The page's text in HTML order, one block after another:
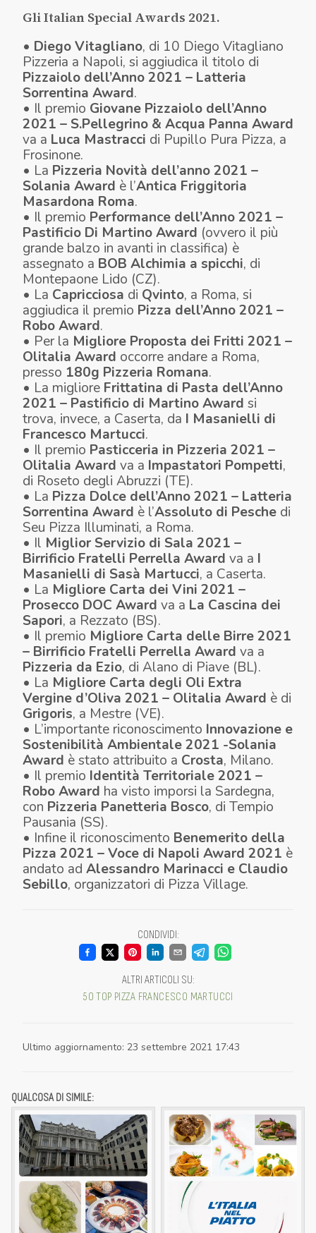
GliItalian Special Awards 2021.
• Diego Vitagliano, di 10 Diego Vitagliano
Pizzeria a Napoli, si aggiudica il titolo di
Pizzaiolo dell’Anno 2021 – Latteria
Sorrentina Award.
• Il premio Giovane Pizzaiolo dell’Anno
2021 – S.Pellegrino & Acqua Panna Award
va a Luca Mastracci di Pupillo Pura Pizza, a
Frosinone.
• La Pizzeria Novità dell’anno 2021 –
Solania Award è l’Antica Friggitoria
Masardona Roma.
• Il premio Performance dell’Anno 2021 –
Pastificio Di Martino Award (ovvero il più
grande balzo in avanti in classifica) è
assegnato a BOB Alchimia a spicchi, di
Montepaone Lido (CZ).
• La Capricciosa di Qvinto, a Roma, si
aggiudica il premio Pizza dell’Anno 2021 –
Robo Award.
• Per la Migliore Proposta dei Fritti 2021 –
Olitalia Award occorre andare a Roma,
presso 180g Pizzeria Romana.
• La migliore Frittatina di Pasta dell’Anno
2021 – Pastificio di Martino Award si
trova, invece, a Caserta, da I Masanielli di
Francesco Martucci.
• Il premio Pasticceria in Pizzeria 2021 –
Olitalia Award va a Impastatori Pompetti,
di Roseto degli Abruzzi (TE).
• La Pizza Dolce dell’Anno 2021 – Latteria
Sorrentina Award è l’Assoluto di Pesche di
Seu Pizza Illuminati, a Roma.
• Il Miglior Servizio di Sala 2021 –
Birrificio Fratelli Perrella Award va a I
Masanielli di Sasà Martucci, a Caserta.
• La Migliore Carta dei Vini 2021 –
Prosecco DOC Award va a La Cascina dei
Sapori, a Rezzato (BS).
• Il premio Migliore Carta delle Birre 2021
– Birrificio Fratelli Perrella Award va a
Pizzeria da Ezio, di Alano di Piave (BL).
• La Migliore Carta degli Oli Extra
Vergine d’Oliva 2021 – Olitalia Award è di
Grigoris, a Mestre (VE).
• L’importante riconoscimento Innovazione e
Sostenibilità Ambientale 2021 -Solania
Award è stato attribuito a Crosta, Milano.
• Il premio Identità Territoriale 2021 –
Robo Award ha visto imporsi la Sardegna,
con Pizzeria Panetteria Bosco, di Tempio
Pausania (SS).
• Infine il riconoscimento Benemerito della
Pizza 2021 – Voce di Napoli Award 2021 è
andato ad Alessandro Marinacci e Claudio
Sebillo, organizzatori di Pizza Village.
CONDIVIDI:
ALTRI ARTICOLI SU:
50 TOP PIZZA FRANCESCO MARTUCCI
Ultimo aggiornamento: 23 settembre 2021 17:43
QUALCOSA DI SIMILE: